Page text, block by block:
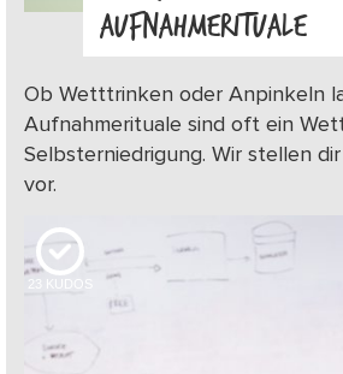
AUFNAHMERITUALE
Ob Wetttrinken oder Anpinkeln
Aufnahmerituale sind oft ein
Selbsterniedrigung. Wir stellen
vor.
23 KUDOS